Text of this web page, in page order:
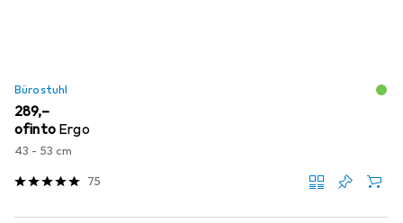
Bürostuhl
EUR
289,–
ofinto Ergo
43 - 53 cm
75